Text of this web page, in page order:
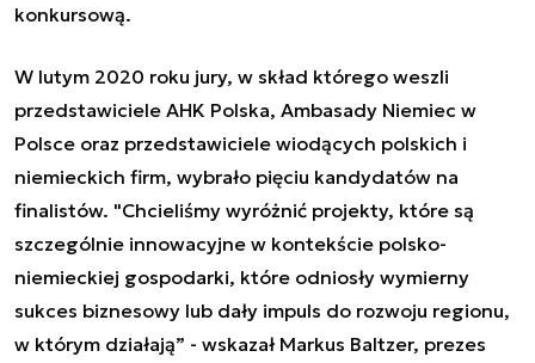
konkursową.
W lutym 2020 roku jury, w skład którego weszli
przedstawiciele AHK Polska, Ambasady Niemiec w
Polsce oraz przedstawiciele wiodących polskich i
niemieckich firm, wybrało pięciu kandydatów na
finalistów. "Chcieliśmy wyróżnić projekty, które są
szczególnie innowacyjne w kontekście polsko-
niemieckiej gospodarki, które odniosły wymierny
sukces biznesowy lub dały impuls do rozwoju regionu,
w którym działają” - wskazał Markus Baltzer, prezes